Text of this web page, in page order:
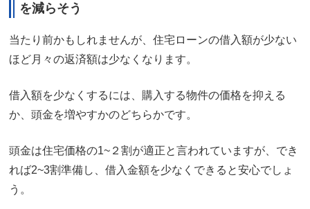
を減らそう
当たり前かもしれませんが、住宅ローンの借入額が少ない
ほど月々の返済額は少なくなります。
借入額を少なくするには、購入する物件の価格を抑える
か、頭金を増やすかのどちらかです。
頭金は住宅価格の1~２割が適正と言われていますが、でき
れば2~3割準備し、借入金額を少なくできると安心でしょ
う。